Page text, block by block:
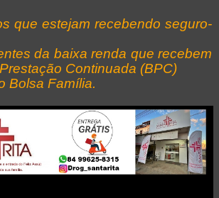
que estejam recebendo seguro-
da baixa renda que recebem
Continuada (BPC)
Bolsa Família.